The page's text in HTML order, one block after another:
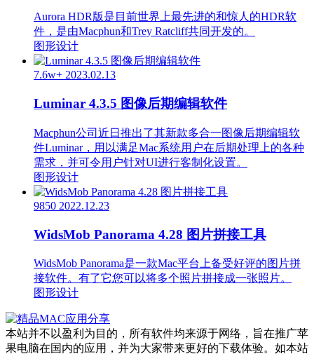
Aurora HDR版是目前世界上最先进的和惊人的HDR软
件，是由Macphun和Trey Ratcliff共同开发的。
图形设计
7.6w+ 2023.02.13
Luminar 4.3.5 图像后期编辑软件
Macphun公司近日推出了其新款多合一图像后期编辑软
件Luminar，用以满足Mac系统用户在后期处理上的各种
需求，并可令用户针对UI进行客制化设置。
图形设计
9850 2022.12.23
WidsMob Panorama 4.28 图片拼接工具
WidsMob Panorama是一款Mac平台上备受好评的图片拼
接软件。有了它您可以将多个照片拼接成一张照片。
图形设计
本站并不以盈利为目的，所有软件均来源于网络，旨在推广苹
果电脑在国内的应用，并为大家带来更好的下载体验。如本站